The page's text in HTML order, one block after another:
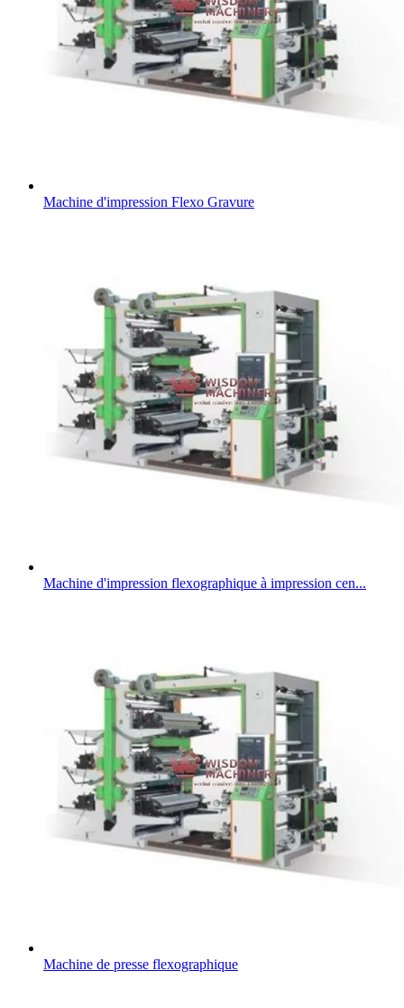
Machine d'impression Flexo Gravure
Machine d'impression flexographique à impression cen...
Machine de presse flexographique